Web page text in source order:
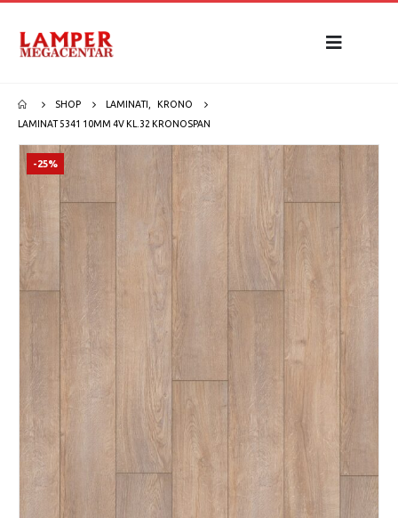
SHOP LAMINATI
KRONO
LAMINAT 5341 10MM 4V KL.32 KRONOSPAN
-25%